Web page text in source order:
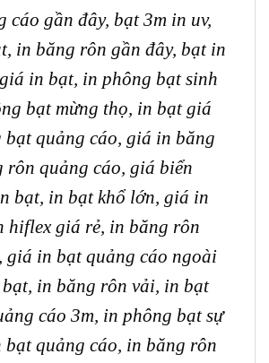
cáo gần đây, bạt 3m in uv,
in băng rôn gần đây, bạt in
giá in bạt, in phông bạt sinh
bạt mừng thọ, in bạt giá
bạt quảng cáo, giá in băng
rôn quảng cáo, giá biển
bạt, in bạt khổ lớn, giá in
hiflex giá rẻ, in băng rôn
giá in bạt quảng cáo ngoài
in băng rôn vải, in bạt
cáo 3m, in phông bạt sự
bạt quảng cáo, in băng rôn